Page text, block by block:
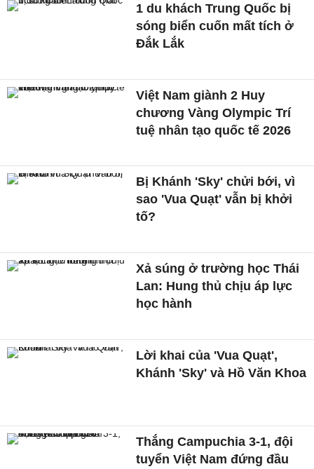
1 du khách Trung Quốc bị
sóng biển cuốn mất tích ở
Đắk Lắk
Việt Nam giành 2 Huy
chương Vàng Olympic Trí
tuệ nhân tạo quốc tế 2026
Bị Khánh 'Sky' chửi bới, vì
sao 'Vua Quạt' vẫn bị khởi
tố?
Xả súng ở trường học Thái
Lan: Hung thủ chịu áp lực
học hành
Lời khai của 'Vua Quạt',
Khánh 'Sky' và Hồ Văn Khoa
Thắng Campuchia 3-1, đội
tuyển Việt Nam đứng đầu